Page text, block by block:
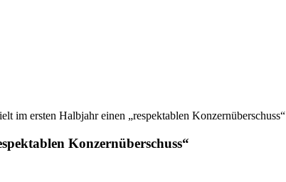
im ersten Halbjahr einen „respektablen Konzernüberschuss“
Konzernüberschuss“